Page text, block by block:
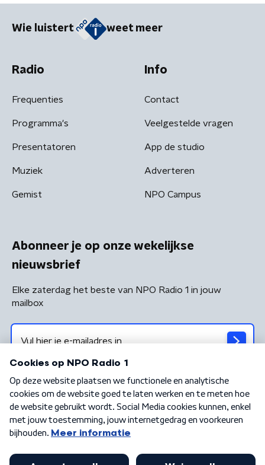
Wie luistert weet meer
Radio
Frequenties
Programma's
Presentatoren
Muziek
Gemist
Info
Contact
Veelgestelde vragen
App de studio
Adverteren
NPO Campus
Abonneer je op onze wekelijkse
nieuwsbrief
Elke zaterdag het beste van NPO Radio 1 in jouw
mailbox
Algemene voorwaarden